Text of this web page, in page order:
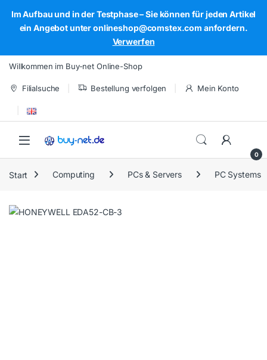
Im Aufbau und in der Testphase – Sie können für jeden Artikel
ein Angebot unter onlineshop@comstex.com anfordern.
Verwerfen
Skip to navigation
Skip to content
Willkommen im Buy-net Online-Shop
Filialsuche Bestellung verfolgen Mein Konto
Open
0
Start Computing PCs & Servers PC Systems